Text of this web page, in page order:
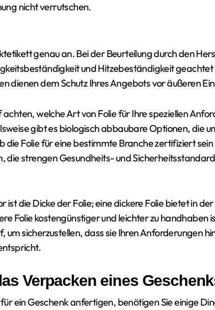
nicht verrutschen.
genau an. Bei der Beurteilung durch den
und Hitzebeständigkeit
dienen dem Schutz Ihres Angebots vor äußeren
achten, welche Art von Folie für Ihre speziellen
gibt es biologisch abbaubare Optionen, die
die Folie für eine bestimmte Branche zertifiziert sein
die strengen Gesundheits- und
ist die Dicke der Folie; eine dickere Folie bietet in
Folie kostengünstiger und leichter zu handhaben
um sicherzustellen, dass sie Ihren Anforderungen
Verpacken eines
ein Geschenk anfertigen, benötigen Sie einige